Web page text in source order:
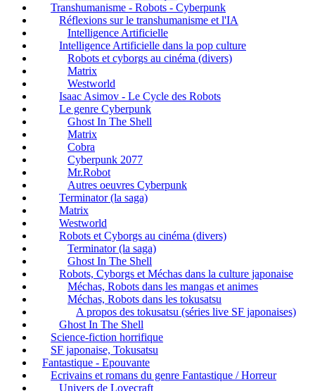
Transhumanisme - Robots - Cyberpunk
Réflexions sur le transhumanisme et l'IA
Intelligence Artificielle
Intelligence Artificielle dans la pop culture
Robots et cyborgs au cinéma (divers)
Matrix
Westworld
Isaac Asimov - Le Cycle des Robots
Le genre Cyberpunk
Ghost In The Shell
Matrix
Cobra
Cyberpunk 2077
Mr.Robot
Autres oeuvres Cyberpunk
Terminator (la saga)
Matrix
Westworld
Robots et Cyborgs au cinéma (divers)
Terminator (la saga)
Ghost In The Shell
Robots, Cyborgs et Méchas dans la culture japonaise
Méchas, Robots dans les mangas et animes
Méchas, Robots dans les tokusatsu
A propos des tokusatsu (séries live SF japonaises)
Ghost In The Shell
Science-fiction horrifique
SF japonaise, Tokusatsu
Fantastique - Epouvante
Ecrivains et romans du genre Fantastique / Horreur
Univers de Lovecraft